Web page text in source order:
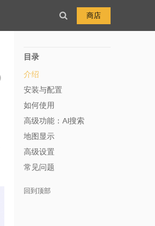
商店
目录
介绍
安装与配置
如何使用
高级功能：AI搜索
地图显示
高级设置
常见问题
回到顶部